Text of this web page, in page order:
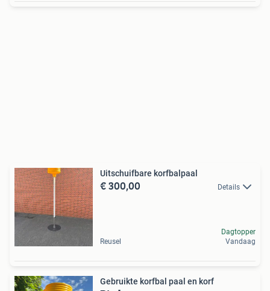
Uitschuifbare korfbalpaal
€ 300,00 Details
Reusel
Dagtopper
Vandaag
Gebruikte korfbal paal en korf